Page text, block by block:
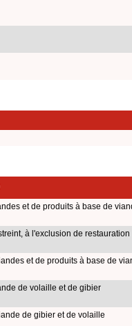
et de produits à base de
à l'exclusion de
et de produits à base de
de volaille et de gibier
de gibier et de volaille